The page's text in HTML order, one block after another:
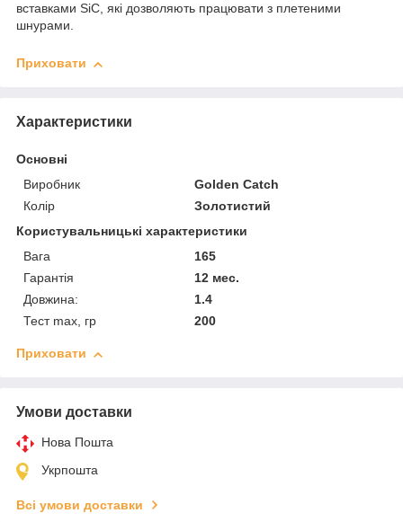
вставками SiC, які дозволяють працювати з плетеними
шнурами.
Приховати
Характеристики
Основні
Виробник
Golden Catch
Колір
Золотистий
Користувальницькі характеристики
Вага
165
Гарантія
12 мес.
Довжина:
1.4
Тест max, гр
200
Приховати
Умови доставки
Нова Пошта
Укрпошта
Всі умови доставки